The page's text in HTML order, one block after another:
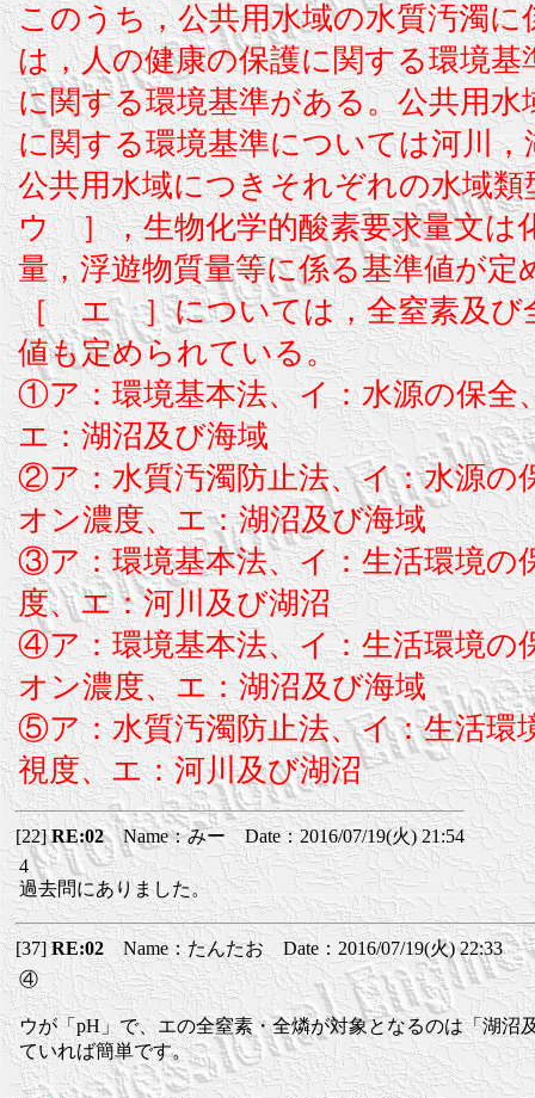
このうち，公共用水域の水質汚濁に
は，人の健康の保護に関する環境
に関する環境基準がある。公共用
に関する環境基準については河川，
公共用水域につきそれぞれの水域
ウ ］，生物化学的酸素要求量文は
量，浮遊物質量等に係る基準値が定
［ エ ］については，全窒素及び
値も定められている。
①ア：環境基本法、イ：水源の保全
エ：湖沼及び海域
②ア：水質汚濁防止法、イ：水源の
オン濃度、エ：湖沼及び海域
③ア：環境基本法、イ：生活環境の
度、エ：河川及び湖沼
④ア：環境基本法、イ：生活環境の
オン濃度、エ：湖沼及び海域
⑤ア：水質汚濁防止法、イ：生活環
視度、エ：河川及び湖沼
[22]RE:02Name：みー Date：2016/07/19(火) 21:54
4
過去問にありました。
[37]RE:02 Name：たんたお Date：2016/07/19(火) 22:33
④
ウが「pH」で、エの全窒素・全燐が対象となるのは「湖沼
ていれば簡単です。